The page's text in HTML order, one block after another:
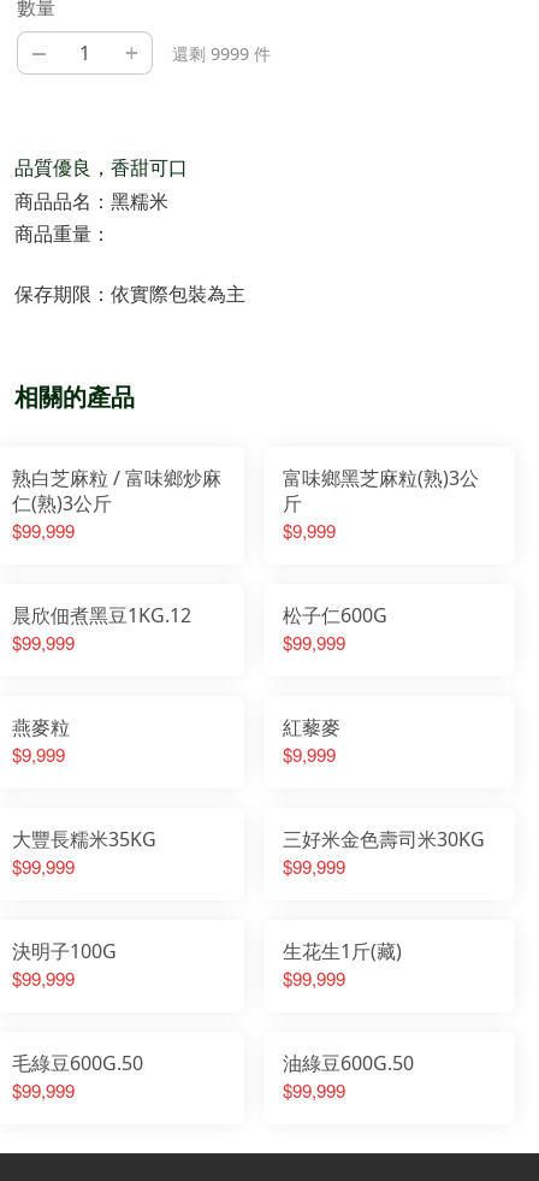
數量
– + 還剩 9999 件
品質優良，香甜可口
商品品名：黑糯米
商品重量：
保存期限：依實際包裝為主
相關的產品
熟白芝麻粒 / 富味鄉炒麻
仁(熟)3公斤
$99,999
富味鄉黑芝麻粒(熟)3公
斤
$9,999
晨欣佃煮黑豆1KG.12
$99,999
松子仁600G
$99,999
燕麥粒
$9,999
紅藜麥
$9,999
大豐長糯米35KG
$99,999
三好米金色壽司米30KG
$99,999
決明子100G
$99,999
生花生1斤(藏)
$99,999
毛綠豆600G.50
$99,999
油綠豆600G.50
$99,999